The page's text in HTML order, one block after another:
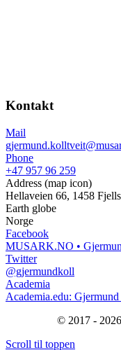
Kontakt
Mail
Phone
+47 957 96 259
Address (map icon)
Hellaveien 66, 1458
Earth globe
Norge
Facebook
MUSARK.NO •
Twitter
@gjermundkoll
Academia
Academia.edu:
© 2017 -
Scroll til toppen